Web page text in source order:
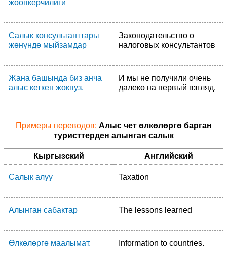
жоопкерчилиги
Салык консультанттары
жөнүндө мыйзамдар
Законодательство о
налоговых консультантов
Жана башында биз анча
алыс кеткен жокпуз.
И мы не получили очень
далеко на первый взгляд.
Примеры переводов: Алыс чет өлкөлөргө барган
туристтерден алынган салык
Кыргызский Английский
Салык алуу Taxation
Алынган сабактар The lessons learned
Өлкөлөргө маалымат. Information to countries.